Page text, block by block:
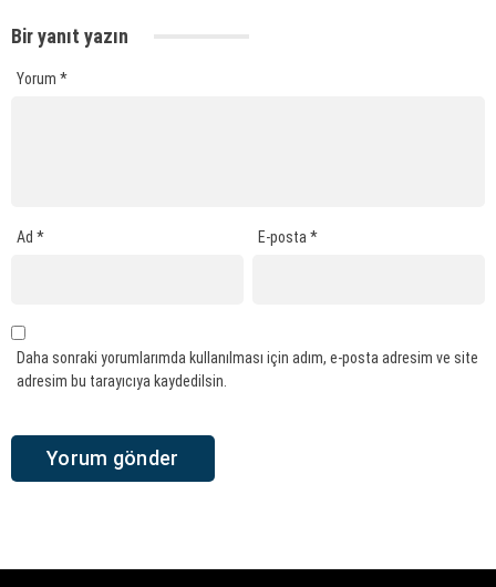
Bir yanıt yazın
Yorum *
Ad * E-posta*
Daha sonraki yorumlarımda kullanılması için adım, e-posta adresim ve site
adresim bu tarayıcıya kaydedilsin.